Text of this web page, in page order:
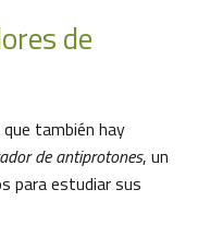
de
también hay
de antiprotones, un
para estudiar sus